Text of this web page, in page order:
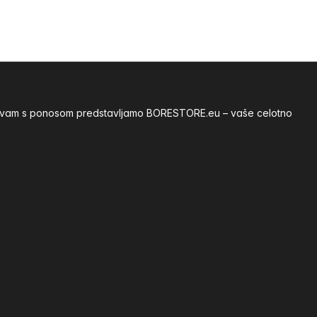
s ponosom predstavljamo BORESTORE.eu – vaše celotno